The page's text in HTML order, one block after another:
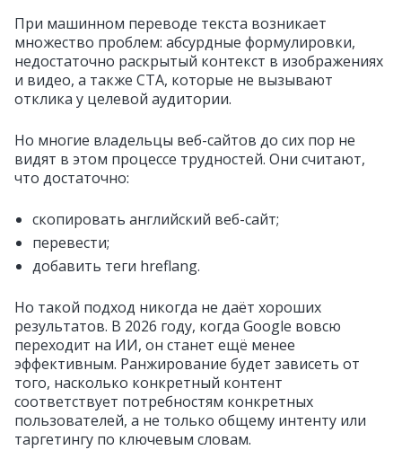
При машинном переводе текста возникает
множество проблем: абсурдные формулировки,
недостаточно раскрытый контекст в изображениях
и видео, а также CTA, которые не вызывают
отклика у целевой аудитории.
Но многие владельцы веб-сайтов до сих пор не
видят в этом процессе трудностей. Они считают,
что достаточно:
скопировать английский веб-сайт;
перевести;
добавить теги hreflang.
Но такой подход никогда не даёт хороших
результатов. В 2026 году, когда Google вовсю
переходит на ИИ, он станет ещё менее
эффективным. Ранжирование будет зависеть от
того, насколько конкретный контент
соответствует потребностям конкретных
пользователей, а не только общему интенту или
таргетингу по ключевым словам.